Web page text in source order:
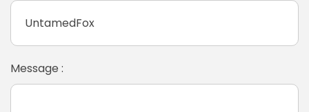
Message :